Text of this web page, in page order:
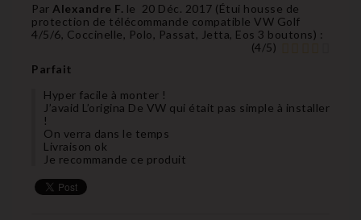
Par Alexandre F. le 20 Déc. 2017 (Étui housse de
protection de télécommande compatible VW Golf
4/5/6, Coccinelle, Polo, Passat, Jetta, Eos 3 boutons) :
(4/5)
Parfait
Hyper facile à monter !
J’avaid L’origina De VW qui était pas simple à installer
!
On verra dans le temps
Livraison ok
Je recommande ce produit